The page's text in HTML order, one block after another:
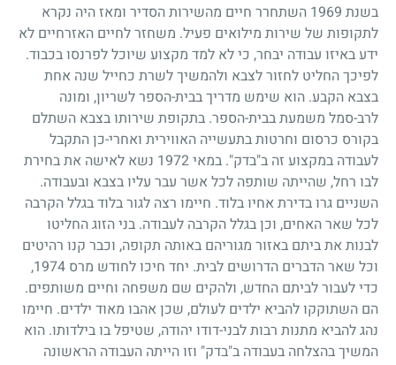
בשנת 1969 השתחרר חיים מהשירות הסדיר ומאז היה נקרא
לתקופות של שירות מילואים פעיל. משחזר לחיים האזרחיים לא
ידע באיזו עבודה יבחר, כי לא למד מקצוע שיוכל לפרנסו בכבוד.
לפיכך החליט לחזור לצבא ולהמשיך לשרת כחייל שנה אחת
בצבא הקבע. הוא שימש מדריך בבית-הספר לשריון, ומונה
לרב-סמל משמעת בבית-הספר. בתקופת שירותו בצבא השתלם
בקורס כרסום וחרטות בתעשייה האווירית ואחרי-כן התקבל
לעבודה במקצוע זה ב"בדק". במאי1972 נשא לאישה את בחירת
לבו רחל, שהייתה שותפה לכל אשר עבר עליו בצבא ובעבודה.
השניים גרו בדירת אחיו בלוד. חיימו רצה לגור בלוד בגלל הקרבה
לכל שאר האחים, וכן בגלל הקרבה לעבודה. בני הזוג החליטו
לבנות את ביתם באזור מגוריהם באותה תקופה, וכבר קנו רהיטים
וכל שאר הדברים הדרושים לבית. יחד חיכו לחודש מרס 1974
,
כדי לעבור לביתם החדש, ולהקים שם משפחה וחיים משותפים.
הם השתוקקו להביא ילדים לעולם, שכן אהבו מאוד ילדים. חיימו
נהג להביא מתנות רבות לבני-דודו יהודה, שטיפל בו בילדותו. הוא
המשיך בהצלחה בעבודה ב"בדק" וזו הייתה העבודה הראשונה